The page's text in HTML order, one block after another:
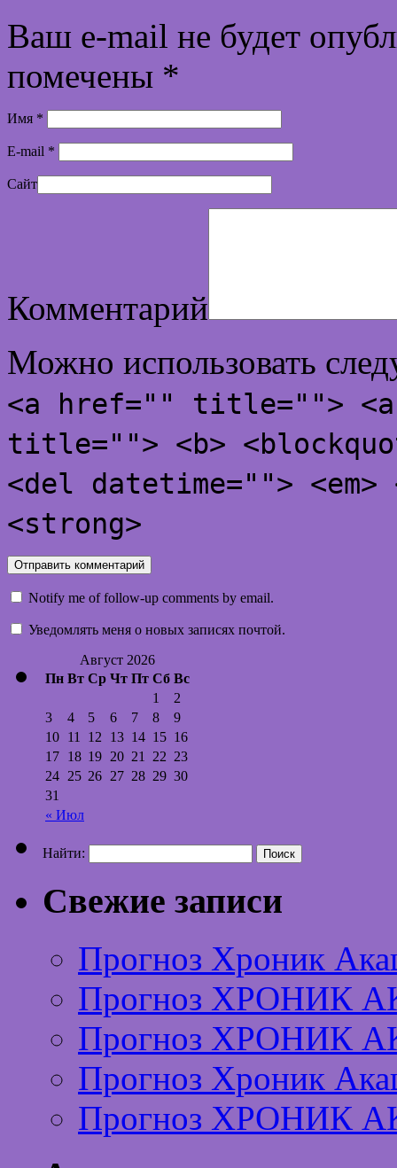
Ваш e-mail не будет
помечены *
Имя *
E-mail *
Сайт
Комментарий
Можно использовать
<a href="" title="">
title=""> <b>
<del datetime="">
<strong>
Notify me of follow-up comments by email.
Уведомлять меня о новых записях почтой.
Август 2026
Пн Вт Ср Чт Пт Сб Вс
« Июл
1
2
3
4 5 6 7 8
9
10 11 12 13 14 15 16
17 18 19 20 21 22 23
24 25 26 27 28 29 30
31
Найти:
Свежие записи
Прогноз Хроник
Прогноз ХРОНИК
Прогноз ХРОНИК
Прогноз Хроник
Прогноз ХРОНИК